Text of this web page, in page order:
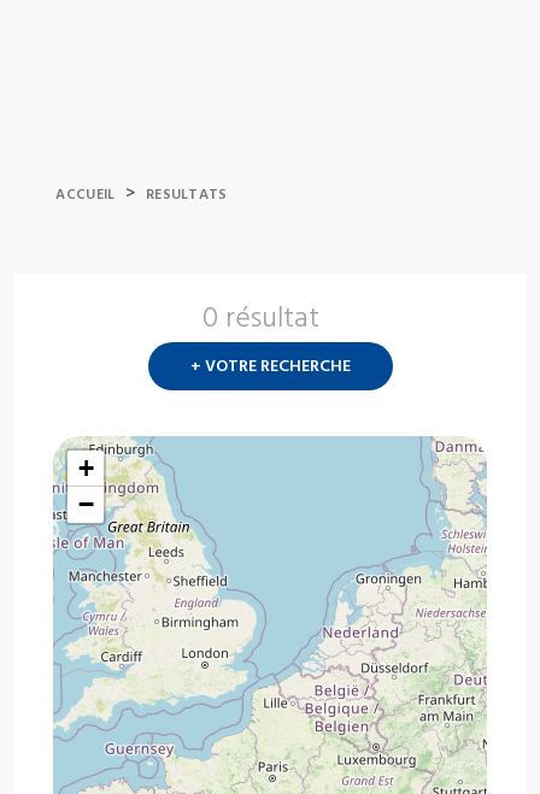
ACCUEIL > RESULTATS
0 résultat
+ VOTRE RECHERCHE
+
−